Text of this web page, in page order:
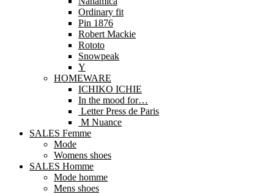
Ordinary fit
Pin 1876
Robert Mackie
Rototo
Snowpeak
Y
HOMEWARE
ICHIKO ICHIE
In the mood for…
Letter Press de Paris
M Nuance
SALES Femme
Mode
Womens shoes
SALES Homme
Mode homme
Mens shoes